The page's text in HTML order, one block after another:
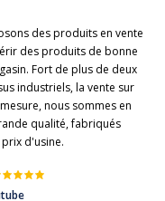
des produits en vente
des produits de bonne
Fort de plus de deux
industriels, la vente sur
nous sommes en
qualité, fabriqués
prix d'usine.